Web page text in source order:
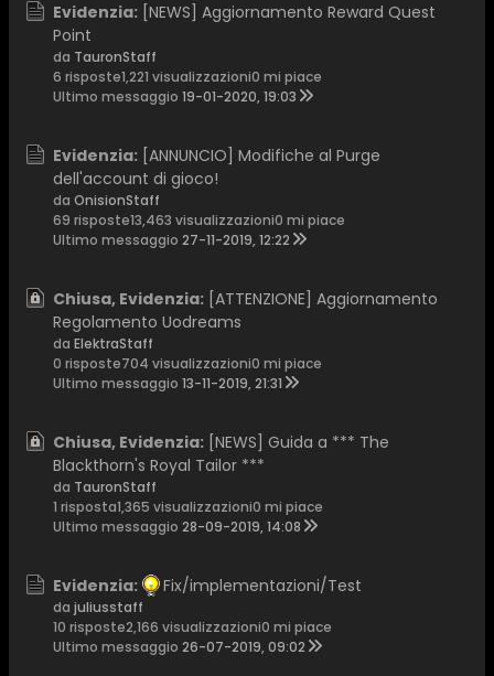
Evidenzia: [NEWS] Aggiornamento Reward Quest
Point
da TauronStaff
6 risposte1,221 visualizzazioni0 mi piace
Ultimo messaggio 19-01-2020, 19:03
Evidenzia: [ANNUNCIO] Modifiche al Purge
dell'account di gioco!
da OnisionStaff
69 risposte13,463 visualizzazioni0 mi piace
Ultimo messaggio 27-11-2019, 12:22
Chiusa, Evidenzia: [ATTENZIONE] Aggiornamento
Regolamento Uodreams
da ElektraStaff
0 risposte704 visualizzazioni0 mi piace
Ultimo messaggio 13-11-2019, 21:31
Chiusa, Evidenzia: [NEWS] Guida a *** The
Blackthorn's Royal Tailor ***
da TauronStaff
1 risposta1,365 visualizzazioni0 mi piace
Ultimo messaggio 28-09-2019, 14:08
Evidenzia: Fix/implementazioni/Test
da juliusstaff
10 risposte2,166 visualizzazioni0 mi piace
Ultimo messaggio 26-07-2019, 09:02